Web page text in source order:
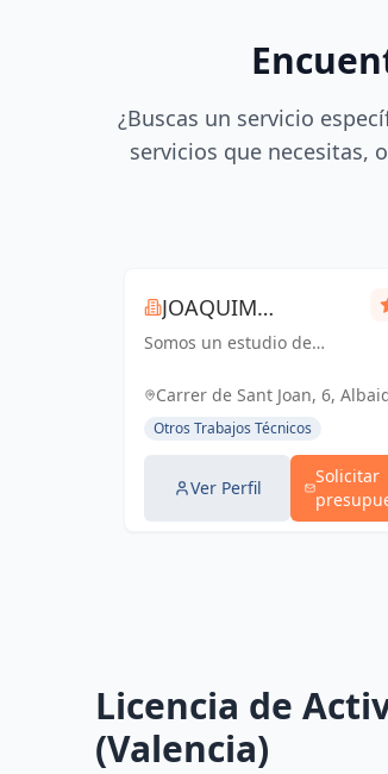
¿Buscas un servicio
servicios que necesitas,
JOAQUIM
MUNTADA
Somos un estudio de
pluridisciplinar, realizamos
ejecución, licencias de
actividades y también para
el sector industrial, diseño
Carrer de Sant Joan, 6,
España, España
Otros Trabajos Técnicos
Ver Perfil
Solicitar
Licencia de
(Valencia)